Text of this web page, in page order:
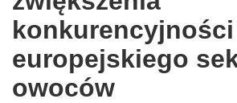
languages:
konkurencyjności
europejskiego
owoców